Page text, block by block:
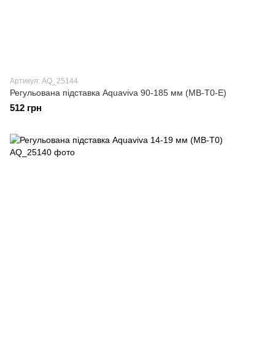
Артикул: AQ_25144
Регульована підставка Aquaviva 90-185 мм (MB-T0-E)
512 грн